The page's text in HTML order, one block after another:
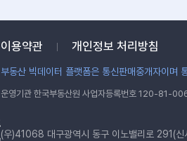
이용약관 개인정보 처리방침
부동산 빅데이터 플랫폼은 통신판매중개자이며
운영기관 한국부동산원 사업자등록번호 120-81-
(우)41068 대구광역시 동구 이노밸리로 291(신